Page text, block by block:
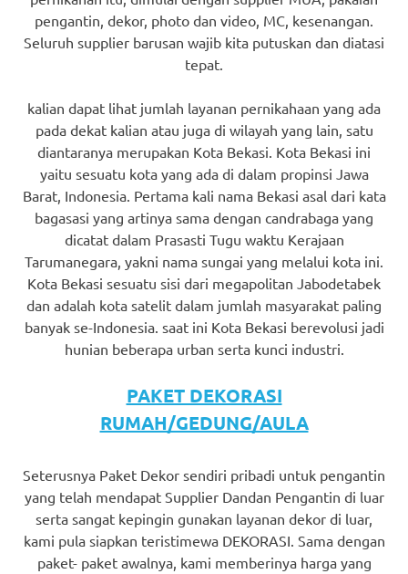
pengantin, dekor, photo dan video, MC, kesenangan.
Seluruh supplier barusan wajib kita putuskan dan diatasi
tepat.
kalian dapat lihat jumlah layanan pernikahaan yang ada
pada dekat kalian atau juga di wilayah yang lain, satu
diantaranya merupakan Kota Bekasi. Kota Bekasi ini
yaitu sesuatu kota yang ada di dalam propinsi Jawa
Barat, Indonesia. Pertama kali nama Bekasi asal dari kata
bagasasi yang artinya sama dengan candrabaga yang
dicatat dalam Prasasti Tugu waktu Kerajaan
Tarumanegara, yakni nama sungai yang melalui kota ini.
Kota Bekasi sesuatu sisi dari megapolitan Jabodetabek
dan adalah kota satelit dalam jumlah masyarakat paling
banyak se-Indonesia. saat ini Kota Bekasi berevolusi jadi
hunian beberapa urban serta kunci industri.
PAKET DEKORASI
RUMAH/GEDUNG/AULA
Seterusnya Paket Dekor sendiri pribadi untuk pengantin
yang telah mendapat Supplier Dandan Pengantin di luar
serta sangat kepingin gunakan layanan dekor di luar,
kami pula siapkan teristimewa DEKORASI. Sama dengan
paket- paket awalnya, kami memberinya harga yang